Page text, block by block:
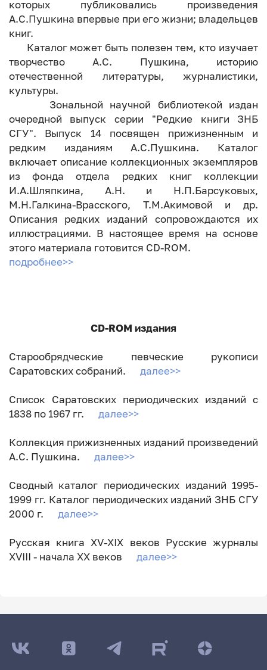
которых публиковались произведения
А.С.Пушкина впервые при его жизни; владельцев
книг.
Каталог может быть полезен тем, кто изучает
творчество А.С. Пушкина, историю
отечественной литературы, журналистики,
культуры.
Зональной научной библиотекой издан
очередной выпуск серии "Редкие книги ЗНБ
СГУ". Выпуск 14 посвящен прижизненным и
редким изданиям А.С.Пушкина. Каталог
включает описание коллекционных экземпляров
из фонда отдела редких книг коллекции
И.А.Шляпкина, А.Н. и Н.П.Барсуковых,
М.Н.Галкина-Врасского, Т.М.Акимовой и др.
Описания редких изданий сопровождаются их
иллюстрациями. В настоящее время на основе
этого материала готовится CD-ROM.
подробнее>>
CD-ROM издания
Старообрядческие певческие рукописи
Саратовских собраний. далее>>
Список Саратовских периодических изданий с
1838 по 1967 гг. далее>>
Коллекция прижизненных изданий произведений
А.С. Пушкина. далее>>
Сводный каталог периодических изданий 1995-
1999 гг. Каталог периодических изданий ЗНБ СГУ
2000 г. далее>>
Русская книга XV-XIX веков Русские журналы
XVIII - начала XX веков далее>>